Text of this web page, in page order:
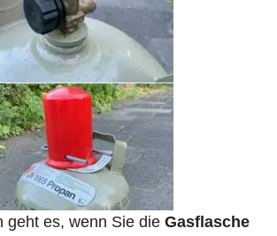
geht es, wenn Sie die Gasflasche